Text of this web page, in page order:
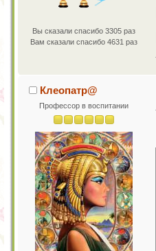
Вы сказали спасибо 3305 раз
Вам сказали спасибо 4631 раз
Клеопатр@
Профессор в воспитании